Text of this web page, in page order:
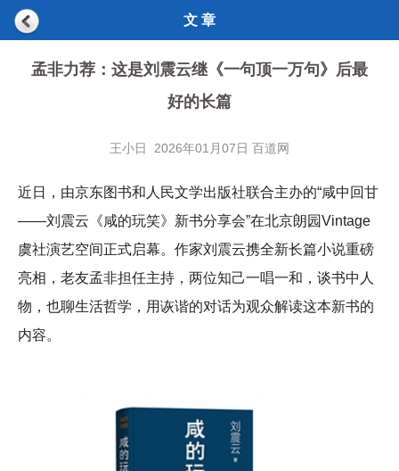
文 章
孟非力荐：这是刘震云继《一句顶一万句》后最
好的长篇
王小日 2026年01月07日 百道网
近日，由京东图书和人民文学出版社联合主办的“咸中回甘
——刘震云《咸的玩笑》新书分享会”在北京朗园Vintage
虞社演艺空间正式启幕。作家刘震云携全新长篇小说重磅
亮相，老友孟非担任主持，两位知己一唱一和，谈书中人
物，也聊生活哲学，用诙谐的对话为观众解读这本新书的
内容。